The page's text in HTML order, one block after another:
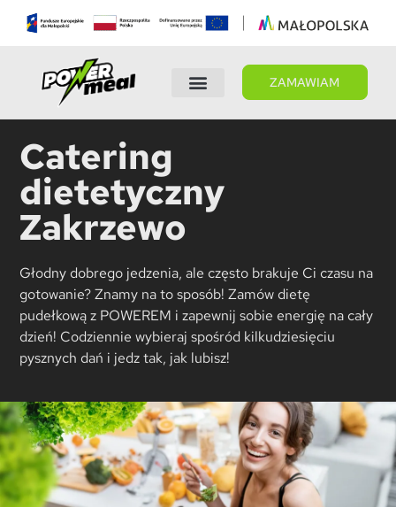
ZAMAWIAM
Catering
dietetyczny
Zakrzewo
Głodny dobrego jedzenia, ale często brakuje Ci czasu na
gotowanie? Znamy na to sposób! Zamów dietę
pudełkową z POWEREM i zapewnij sobie energię na cały
dzień! Codziennie wybieraj spośród kilkudziesięciu
pysznych dań i jedz tak, jak lubisz!